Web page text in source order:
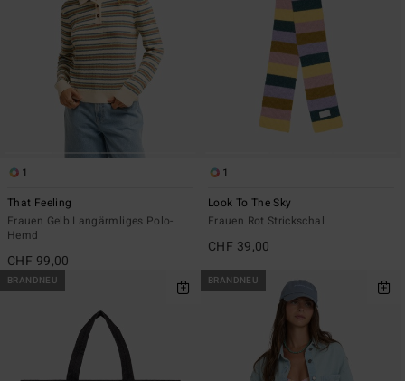
1
That Feeling
Frauen Gelb Langärmliges Polo-
Hemd
CHF 99,00
1
Look To The Sky
Frauen Rot Strickschal
CHF 39,00
BRANDNEU BRANDNEU